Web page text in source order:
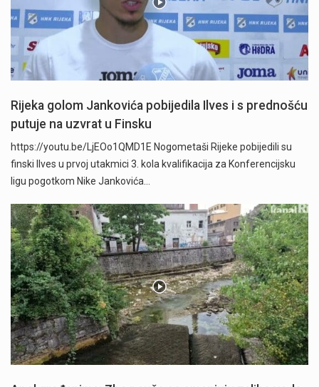
Rijeka golom Jankovića pobijedila Ilves i s prednošću
putuje na uzvrat u Finsku
https://youtu.be/LjEOo1QMD1E Nogometaši Rijeke pobijedili su
finski Ilves u prvoj utakmici 3. kola kvalifikacija za Konferencijsku
ligu pogotkom Nike Jankovića…